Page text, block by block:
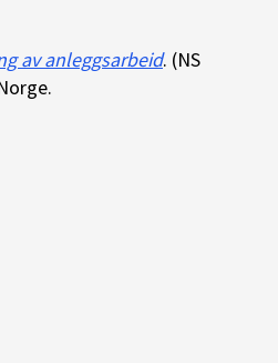
av anleggsarbeid. (NS